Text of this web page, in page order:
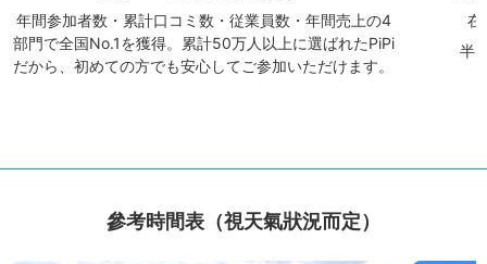
年間参加者数・累計口コミ数・従業員数・年間売上の4
部門で全国No.1を獲得。累計50万人以上に選ばれたPiPi
だから、初めての方でも安心してご参加いただけます。
在
半
參考時間表（視天氣狀況而定）